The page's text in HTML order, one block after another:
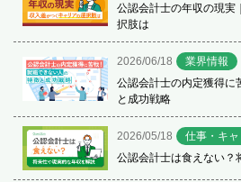
公認会計士の年収の現実
択肢は
2026/06/18
業界情報
公認会計士の内定獲得に
と成功戦略
2026/05/18
仕事・キャ
公認会計士は食えない？